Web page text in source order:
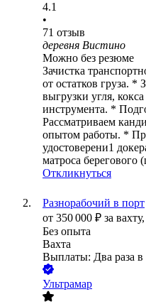
4.1
•
71 отзыв
деревня Вистино
Можно без резюме
Зачистка
от остатков груза. *
выгрузки угля,
инструмента. *
Рассматриваем
опытом работы. *
удостоверени1
матроса берегового
Откликнуться
Разнорабочий в порт
от 350 000 ₽ за вахту,
Без опыта
Вахта
Выплаты: Два раза в
Ультрамар